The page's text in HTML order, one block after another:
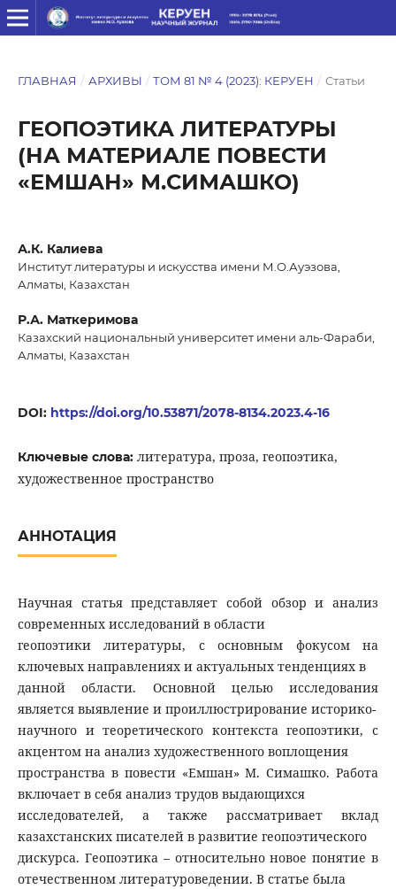
ГЛАВНАЯ / АРХИВЫ / ТОМ 81 № 4 (2023): КЕРУЕН / Статьи
ГЕОПОЭТИКА ЛИТЕРАТУРЫ
(НА МАТЕРИАЛЕ ПОВЕСТИ
«ЕМШАН» М.СИМАШКО)
А.К. Калиева
Институт литературы и искусства имени М.О.Ауэзова,
Алматы, Казахстан
Р.А. Маткеримова
Казахский национальный университет имени аль-Фараби,
Алматы, Казахстан
DOI: https://doi.org/10.53871/2078-8134.2023.4-16
Ключевые слова: литература, проза, геопоэтика,
художественное пространство
АННОТАЦИЯ
Научная статья представляет собой обзор и анализ
современных исследований в области
геопоэтики литературы, с основным фокусом на
ключевых направлениях и актуальных тенденциях в
данной области. Основной целью исследования
является выявление и проиллюстрирование историко-
научного и теоретического контекста геопоэтики, с
акцентом на анализ художественного воплощения
пространства в повести «Емшан» М. Симашко. Работа
включает в себя анализ трудов выдающихся
исследователей, а также рассматривает вклад
казахстанских писателей в развитие геопоэтического
дискурса. Геопоэтика – относительно новое понятие в
отечественном литературоведении. В статье была